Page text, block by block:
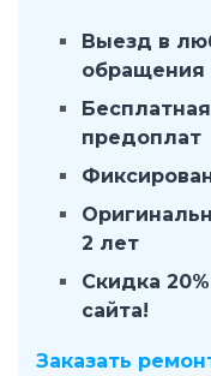
Выезд в
обращения
предоплат
2 лет
Скидка
сайта!
Заказать